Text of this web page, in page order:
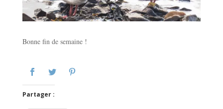
Bonne fin de semaine !
Partager :